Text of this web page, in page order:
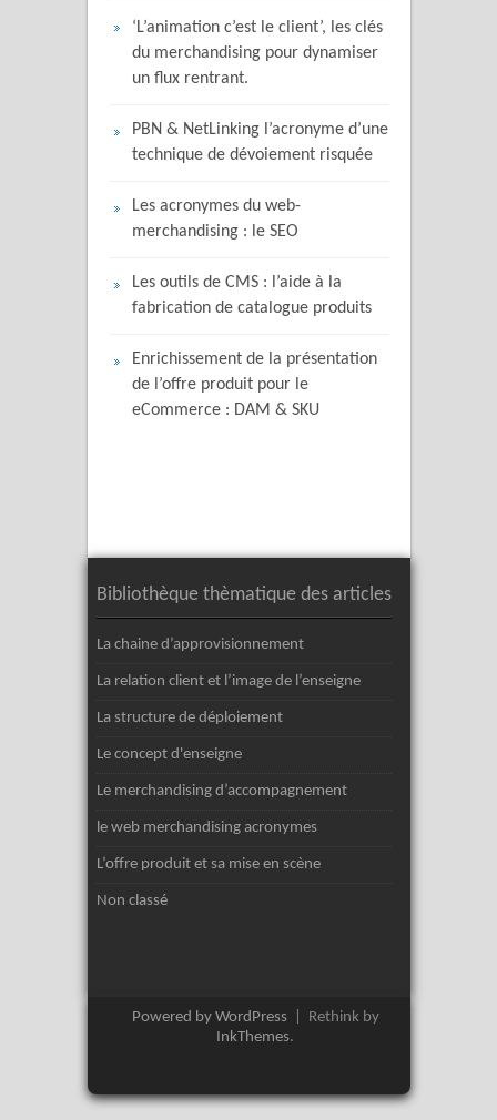
‘L’animation c’est le client’, les clés
du merchandising pour dynamiser
un flux rentrant.
PBN & NetLinking l’acronyme d’une
technique de dévoiement risquée
Les acronymes du web-
merchandising : le SEO
Les outils de CMS : l’aide à la
fabrication de catalogue produits
Enrichissement de la présentation
de l’offre produit pour le
eCommerce : DAM & SKU
Bibliothèque thèmatique des articles
La chaine d’approvisionnement
La relation client et l’image de l’enseigne
La structure de déploiement
Le concept d'enseigne
Le merchandising d’accompagnement
le web merchandising acronymes
L’offre produit et sa mise en scène
Non classé
Powered by WordPress
Rethink by
InkThemes.